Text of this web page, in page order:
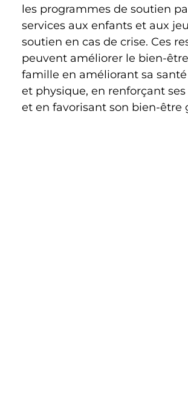
les programmes de soutien
services aux enfants et aux
soutien en cas de crise. Ces
peuvent améliorer le bien-
famille en améliorant sa
et physique, en renforçant
et en favorisant son bien-être